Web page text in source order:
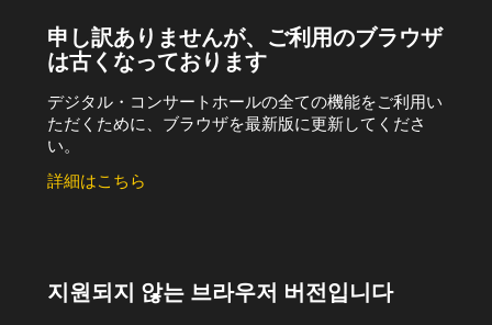
申し訳ありませんが、ご利用のブラウザ
は古くなっております
デジタル・コンサートホールの全ての機能をご利用い
ただくために、ブラウザを最新版に更新してくださ
い。
詳細はこちら
지원되지 않는 브라우저 버전입니다